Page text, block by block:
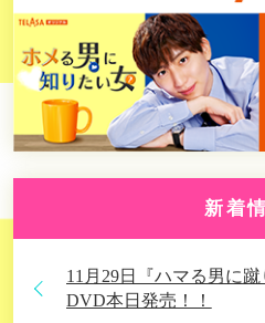
新着
3月4日 京本大我主演ス
る男に知りたい女』つ
タート！